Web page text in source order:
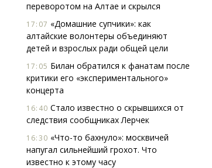
переворотом на Алтае и скрылся
17:07 «Домашние супчики»: как
алтайские волонтеры объединяют
детей и взрослых ради общей цели
17:05 Билан обратился к фанатам после
критики его «экспериментального»
концерта
16:40 Стало известно о скрывшихся от
следствия сообщниках Лерчек
16:30 «Что-то бахнуло»: москвичей
напугал сильнейший грохот. Что
известно к этому часу